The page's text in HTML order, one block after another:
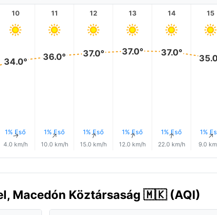
10
34.0°
1% Eső
↑
4.0 km/h
11
36.0°
1% Eső
↑
10.0 km/h
12
37.0°
1% Eső
↑
15.0 km/h
13
37.0°
1% Eső
↑
12.0 km/h
14
37.0°
1% Eső
↑
22.0 km/h
15
1%↑
9.0
Macedón Köztársaság 🇲🇰 (AQI)